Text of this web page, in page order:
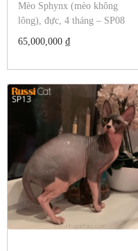
Mèo Sphynx (mèo không
lông), đực, 4 tháng – SP08
65,000,000 ₫